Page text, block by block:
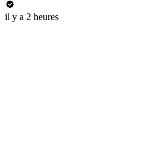
il y a 2 heures